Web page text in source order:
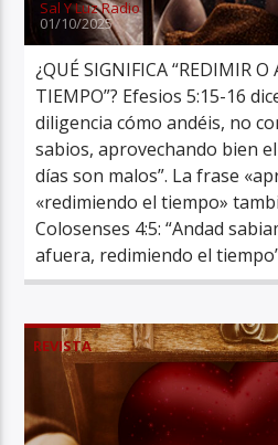
Sal Y Luz Radio
01/10/2025
¿QUÉ SIGNIFICA “REDIMIR O
TIEMPO”? Efesios 5:15-16
diligencia cómo andéis, no
sabios, aprovechando bien
días son malos”. La frase
«redimiendo el tiempo»
Colosenses 4:5: “Andad
afuera, redimiendo el
REVISTA